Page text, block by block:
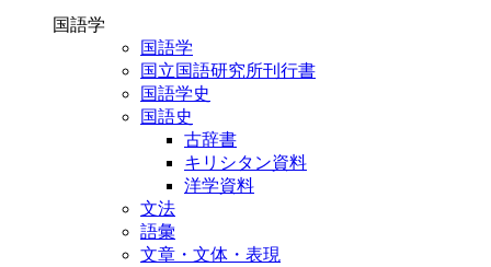
国語学
国語学
国立国語研究所刊行書
国語学史
国語史
古辞書
キリシタン資料
洋学資料
文法
語彙
文章・文体・表現